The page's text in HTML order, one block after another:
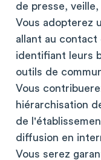
de presse,
Vous adopterez
allant au contact
identifiant leurs
outils de
Vous
hiérarchisation
de
diffusion en
Vous serez